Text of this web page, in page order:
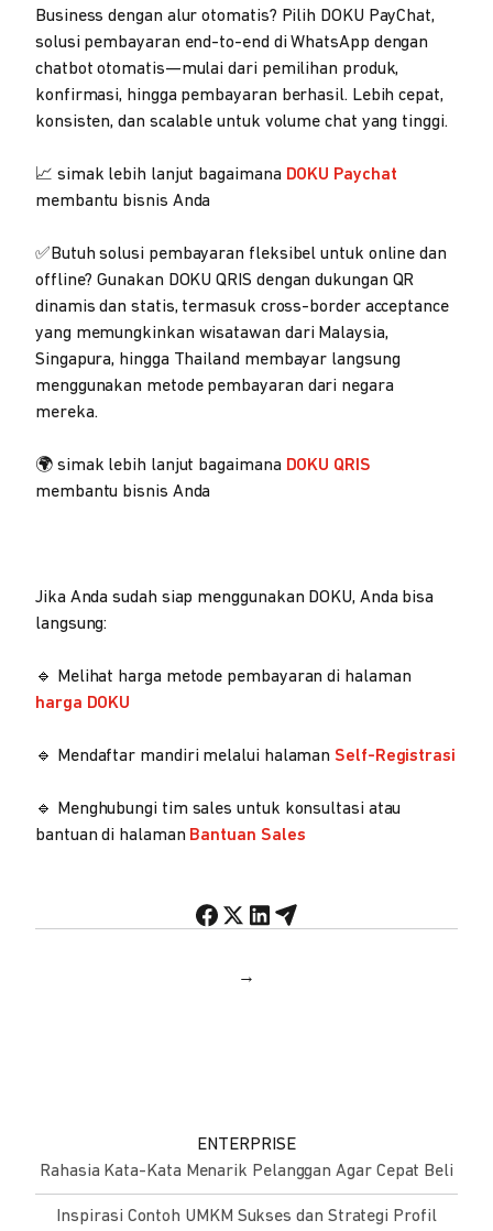
Business dengan alur otomatis? Pilih DOKU PayChat,
solusi pembayaran end-to-end di WhatsApp dengan
chatbot otomatis—mulai dari pemilihan produk,
konfirmasi, hingga pembayaran berhasil. Lebih cepat,
konsisten, dan scalable untuk volume chat yang tinggi.
📈 simak lebih lanjut bagaimana DOKU Paychat
membantu bisnis Anda
✅Butuh solusi pembayaran fleksibel untuk online dan
offline? Gunakan DOKU QRIS dengan dukungan QR
dinamis dan statis, termasuk cross-border acceptance
yang memungkinkan wisatawan dari Malaysia,
Singapura, hingga Thailand membayar langsung
menggunakan metode pembayaran dari negara
mereka.
🌍 simak lebih lanjut bagaimana DOKU QRIS
membantu bisnis Anda
Jika Anda sudah siap menggunakan DOKU, Anda bisa
langsung:
🔹 Melihat harga metode pembayaran di halaman
harga DOKU
🔹 Mendaftar mandiri melalui halaman Self-Registrasi
🔹 Menghubungi tim sales untuk konsultasi atau
bantuan di halaman Bantuan Sales
→
ENTERPRISE
Rahasia Kata-Kata Menarik Pelanggan Agar Cepat Beli
Inspirasi Contoh UMKM Sukses dan Strategi Profil